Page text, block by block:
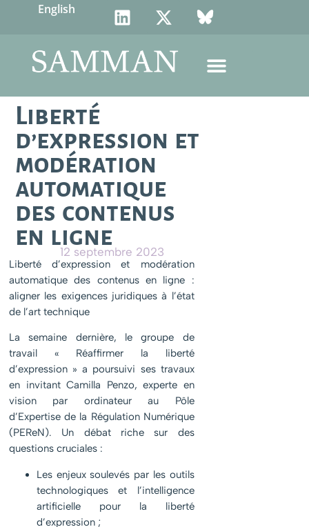
English
Liberté
d’expression et
modération
automatique
des contenus
en ligne
12 septembre 2023
Liberté d’expression et modération
automatique des contenus en ligne :
aligner les exigences juridiques à l’état
de l’art technique
La semaine dernière, le groupe de
travail « Réaffirmer la liberté
d’expression » a poursuivi ses travaux
en invitant Camilla Penzo, experte en
vision par ordinateur au Pôle
d’Expertise de la Régulation Numérique
(PEReN). Un débat riche sur des
questions cruciales :
Les enjeux soulevés par les outils
technologiques et l’intelligence
artificielle pour la liberté
d’expression ;